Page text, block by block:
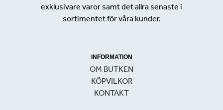
exklusivare varor samt det allra senaste i
sortimentet för våra kunder.
INFORMATION
OM BUTKEN
KÖPVILKOR
KONTAKT